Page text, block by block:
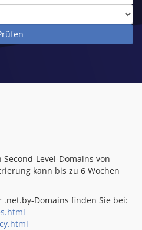
Level-Domains von
kann bis zu 6 Wochen
Domains finden Sie bei: